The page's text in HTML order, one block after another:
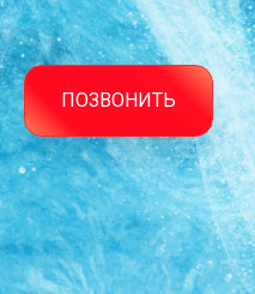
ПОЗВОНИТЬ